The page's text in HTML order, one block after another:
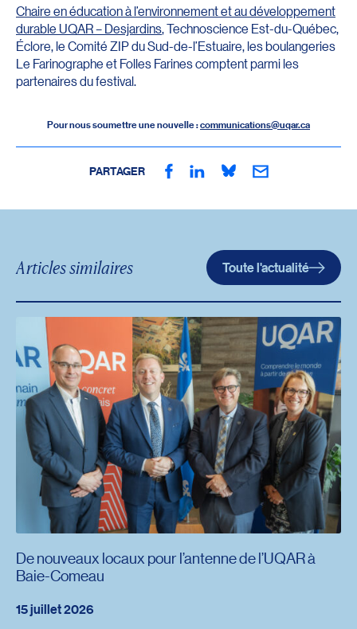
Chaire en éducation à l’environnement et au développement
durable UQAR – Desjardins, Technoscience Est-du-Québec,
Éclore, le Comité ZIP du Sud-de-l’Estuaire, les boulangeries
Le Farinographe et Folles Farines comptent parmi les
partenaires du festival.
Pour nous soumettre une nouvelle :communications@uqar.ca
PARTAGER
Articles similaires Toute l'actualité
15 juillet 2026
De nouveaux locaux pour l’antenne de l’UQAR à
Baie-Comeau